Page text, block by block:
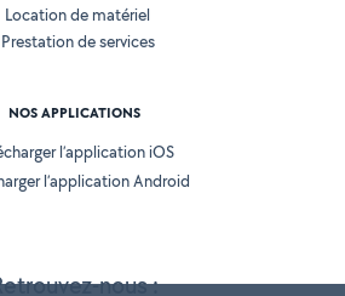
nous :
Location de matériel
Prestation de services
NOS APPLICATIONS
l’application iOS
l’application Android